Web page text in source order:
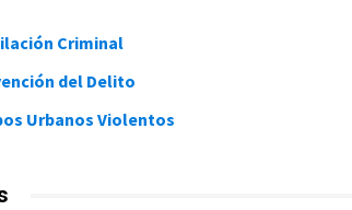
Criminal
del Delito
Urbanos Violentos